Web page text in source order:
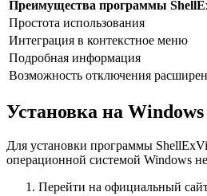
Преимущества программы
Простота использования
Интеграция в контекстное меню
Подробная информация
Возможность отключения
Установка на Windows
Для установки программы
операционной системой Windows
Перейти на официальный